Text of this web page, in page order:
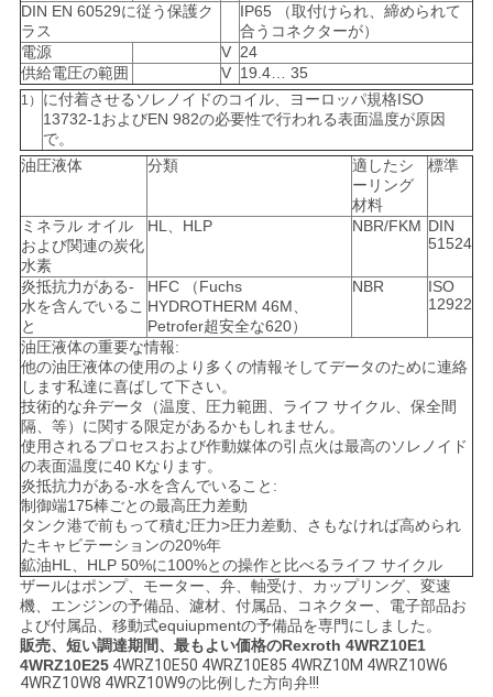
DIN EN 60529に従う保護ク
ラス
IP65 （取付けられ、締められて
合うコネクターが）
電源
V 24
供給電圧の範囲
V 19.4… 35
1）
に付着させるソレノイドのコイル、ヨーロッパ規格ISO
13732-1およびEN 982の必要性で行われる表面温度が原因
で。
油圧液体
分類
適したシ
ーリング
材料
標準
ミネラル オイル
および関連の炭化
水素
HL、HLP NBR/FKM DIN
51524
炎抵抗力がある-
水を含んでいるこ
と
HFC （Fuchs
HYDROTHERM 46M、
Petrofer超安全な620）
NBR
ISO
12922
油圧液体の重要な情報:
他の油圧液体の使用のより多くの情報そしてデータのために連絡
します私達に喜ばして下さい。
技術的な弁データ（温度、圧力範囲、ライフ サイクル、保全間
隔、等）に関する限定があるかもしれません。
使用されるプロセスおよび作動媒体の引点火は最高のソレノイド
の表面温度に40 Kなります。
炎抵抗力がある-水を含んでいること:
制御端175棒ごとの最高圧力差動
タンク港で前もって積む圧力>圧力差動、さもなければ高められ
たキャビテーションの20%年
鉱油HL、HLP 50%に100%との操作と比べるライフ サイクル
ザールはポンプ、モーター、弁、軸受け、カップリング、変速
機、エンジンの予備品、濾材、付属品、コネクター、電子部品お
よび付属品、移動式equiupmentの予備品を専門にしました。
販売、短い調達期間、最もよい価格のRexroth 4WRZ10E1
4WRZ10E254WRZ10E50 4WRZ10E85 4WRZ10M 4WRZ10W6
4WRZ10W8 4WRZ10W9の比例した方向弁!!!